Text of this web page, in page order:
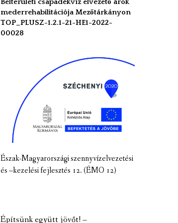
mederrehabilitációja Mezőtárkányon
TOP_PLUSZ-1.2.1-21-HE1-2022-
00028
Észak-Magyarországi szennyvízelvezetési
és –kezelési fejlesztés 12. (ÉMO 12)
Építsünk együtt jövőt! –